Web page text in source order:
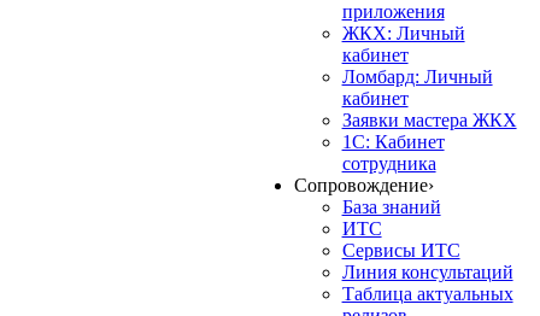
приложения
ЖКХ: Личный
кабинет
Ломбард: Личный
кабинет
Заявки мастера ЖКХ
1С: Кабинет
сотрудника
Сопровождение›
База знаний
ИТС
Сервисы ИТС
Линия консультаций
Таблица актуальных